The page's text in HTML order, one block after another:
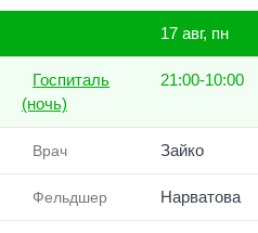
17 авг, пн
Госпиталь
(ночь)
21:00-10:00
Врач Зайко
Фельдшер Нарватова